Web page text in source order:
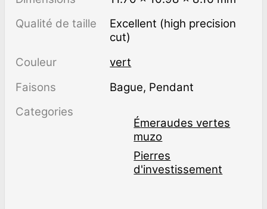
Qualité de taille
Excellent (high precision
cut)
Couleur
vert
Faisons
Bague, Pendant
Categories
émeraudes vertes
muzo
Pierres
d'investissement